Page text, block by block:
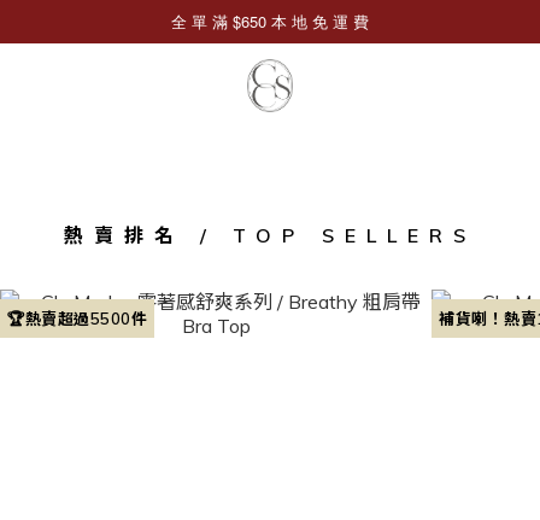
熱賣排名 / TOP SELLERS
🏆熱賣超過5500件 補貨喇！熱